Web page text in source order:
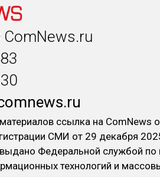
ComNews.ru
ссылка на ComNews
СМИ от 29 декабря
Федеральной службой по
технологий и